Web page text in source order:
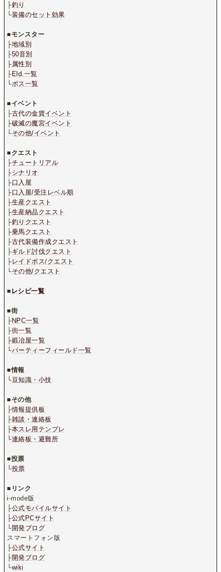
├釣り
└装備のセット効果
■ モンスター
├地域別
├50音別
├属性別
├Eld.一覧
└ボス一覧
■ イベント
├古代の金貨イベント
├破滅の魔宮イベント
└その他/イベント
■ クエスト
├チュートリアル
├シナリオ
├口入屋
├口入屋/受注レベル順
├生産クエスト
├生産納品クエスト
├釣りクエスト
├乗馬クエスト
├古代装備作成クエスト
├ギルド討伐クエスト
├レイドボス/クエスト
└その他/クエスト
■ レシピ一覧
■街
├NPC一覧
├街一覧
├鍛冶屋一覧
└パーティーフィールド一覧
■情報
└豆知識・小技
■ その他
├情報提供板
├雑談・連絡板
├本スレ用テンプレ
└連絡板・避難所
■投票
└投票
■ リンク
i-mode版
├公式モバイルサイト
├公式PCサイト
└開発ブログ
スマートフォン版
├公式サイト
├開発ブログ
└wiki